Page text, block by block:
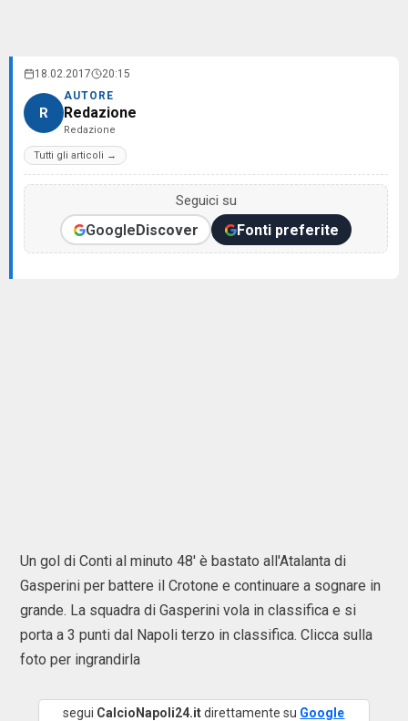
18.02.2017 20:15
R
AUTORE
Redazione
Redazione
Tutti gli articoli →
Seguici su
GoogleDiscover Fonti preferite
Un gol di Conti al minuto 48' è bastato all'Atalanta di
Gasperini per battere il Crotone e continuare a sognare in
grande. La squadra di Gasperini vola in classifica e si
porta a 3 punti dal Napoli terzo in classifica. Clicca sulla
foto per ingrandirla
segui CalcioNapoli24.itdirettamente su Google